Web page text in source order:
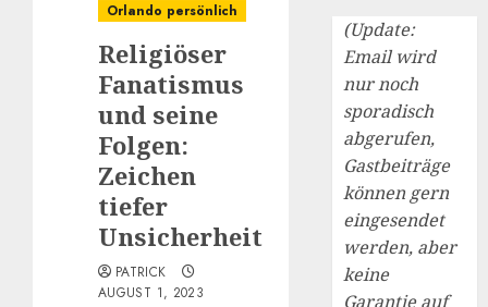
Orlando persönlich
Religiöser
Fanatismus
und seine
Folgen:
Zeichen
tiefer
Unsicherheit
PATRICK
AUGUST 1, 2023
(Update:
Email wird
nur noch
sporadisch
abgerufen,
Gastbeiträge
können gern
eingesendet
werden, aber
keine
Garantie auf